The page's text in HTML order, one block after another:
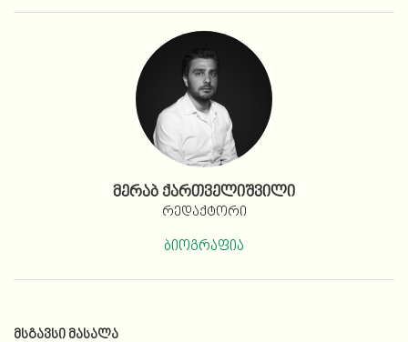
მერაბ ქართველიშვილი
რედაქტორი
ბიოგრაფია
ᲛᲡᲒᲐᲕᲡᲘ ᲛᲐᲡᲐᲚᲐ